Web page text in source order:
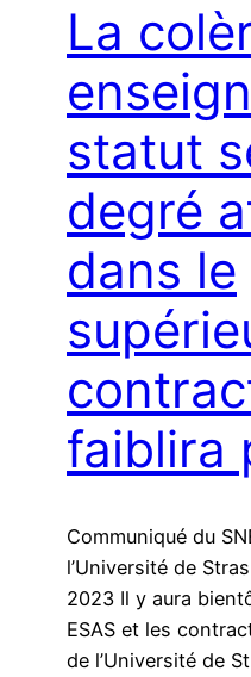
La
statut
degré
dans le
faiblira
Communiqué du
l’Université de
2023 Il y aura
ESAS et les
de l’Université de